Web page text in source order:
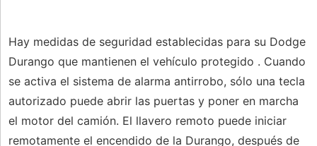
Hay medidas de seguridad establecidas para su Dodge
Durango que mantienen el vehículo protegido . Cuando
se activa el sistema de alarma antirrobo, sólo una tecla
autorizado puede abrir las puertas y poner en marcha
el motor del camión. El llavero remoto puede iniciar
remotamente el encendido de la Durango, después de